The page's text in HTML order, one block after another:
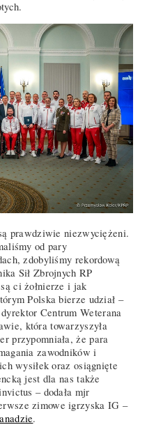
prawdziwie niezwyciężeni.
od pary
zdobyliśmy rekordową
Sił Zbrojnych RP
ci żołnierze i jak
Polska bierze udział –
Centrum Weterana
która towarzyszyła
przypomniała, że para
zawodników i
wysiłek oraz osiągnięte
jest dla nas także
– dodała mjr
zimowe igrzyska IG –
.